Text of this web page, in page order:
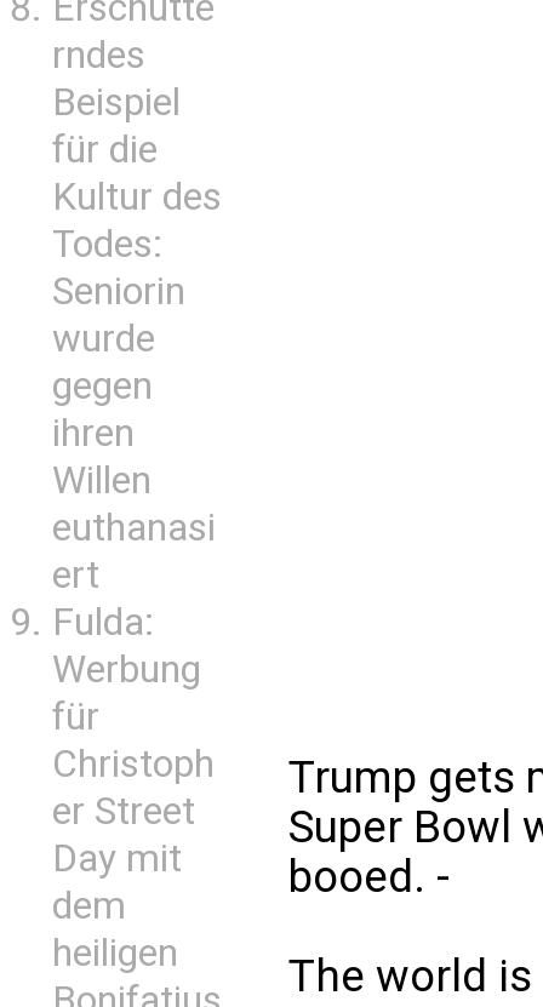
rndes
Beispiel
für die
Kultur des
Todes:
Seniorin
wurde
gegen
ihren
Willen
euthanasi
ert
Fulda:
Werbung
für
Christoph
er Street
Day mit
dem
heiligen
Trump gets
Super Bowl
booed. -
The world is